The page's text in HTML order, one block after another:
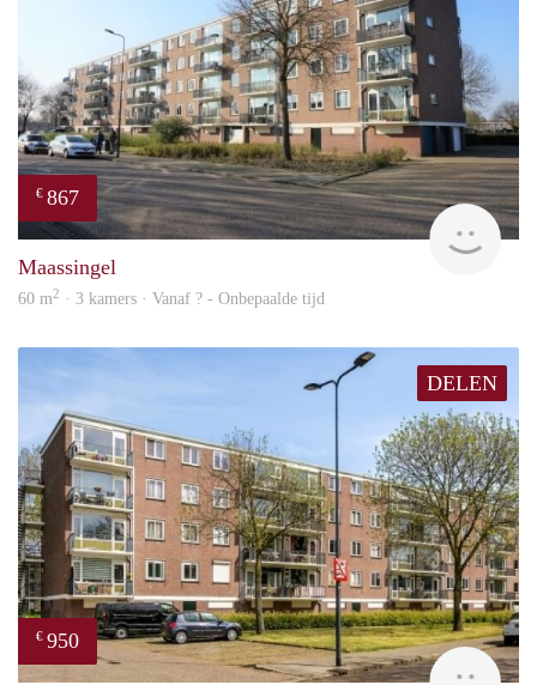
€ 867
Maassingel
60 m2 · 3 kamers · Vanaf ? - Onbepaalde tijd
DELEN
€ 950